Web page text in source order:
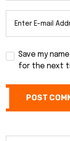
Save my
for the next
POST